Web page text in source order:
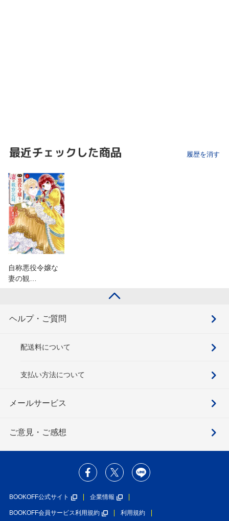
最近チェックした商品 履歴を消す
自称悪役令嬢な
妻の観…
ヘルプ・ご質問
配送料について
支払い方法について
メールサービス
ご意見・ご感想
BOOKOFF公式サイト 企業情報
BOOKOFF会員サービス利用規約 利用規約